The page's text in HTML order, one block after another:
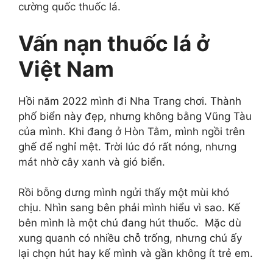
cường quốc thuốc lá.
Vấn nạn thuốc lá ở
Việt Nam
Hồi năm 2022 mình đi Nha Trang chơi. Thành
phố biển này đẹp, nhưng không bằng Vũng Tàu
của mình. Khi đang ở Hòn Tằm, mình ngồi trên
ghế để nghỉ mệt. Trời lúc đó rất nóng, nhưng
mát nhờ cây xanh và gió biển.
Rồi bỗng dưng mình ngửi thấy một mùi khó
chịu. Nhìn sang bên phải mình hiểu vì sao. Kế
bên mình là một chú đang hút thuốc. Mặc dù
xung quanh có nhiều chỗ trống, nhưng chú ấy
lại chọn hút hay kế mình và gần không ít trẻ em.